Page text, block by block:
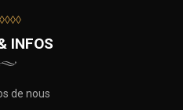
INFOS
de nous